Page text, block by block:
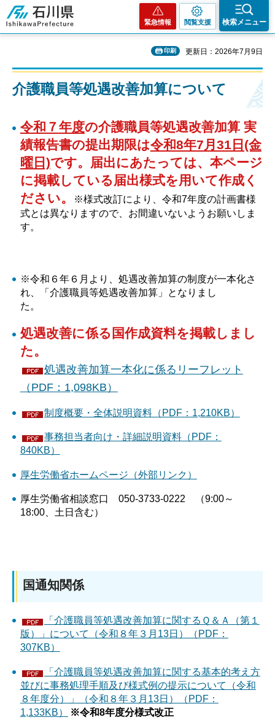
石川県
緊急情報 閲覧支援 検索メニュー
印刷 更新日：2026年7月9日
介護職員等処遇改善加算について
令和７年度の介護職員等処遇改善加算 実
績報告書の提出期限は令和8年7月31日(金
曜日)です。届出にあたっては、本ページ
に掲載している届出様式を用いて作成く
ださい。
※様式改訂により、令和7年度の計画書様
式とは異なりますので、お間違いないようお願いしま
す。
※令和６年６月より、処遇改善加算の制度が一本化さ
れ、「介護職員等処遇改善加算」となりまし
た。
処遇改善に係る国作成資料を掲載しまし
た。
処遇改善加算一本化に係るリーフレット
（PDF：1,098KB）
制度概要・全体説明資料（PDF：1,210KB）
事務担当者向け・詳細説明資料（PDF：
840KB）
厚生労働省ホームページ（外部リンク）
厚生労働省相談窓口 050-3733-0222 （9:00～
18:00、土日含む）
国通知関係
「介護職員等処遇改善加算に関するＱ＆Ａ（第１
版）」について（令和８年３月13日）（PDF：
307KB）
「介護職員等処遇改善加算に関する基本的考え方
並びに事務処理手順及び様式例の提示について（令和
８年度分）」（令和８年３月13日）（PDF：
1,133KB）
※令和8年度分様式改正